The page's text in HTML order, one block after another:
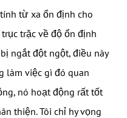
từ xa ổn định cho
trặc về độ ổn định
ngắt đột ngột, điều này
làm việc gì đó quan
nó hoạt động rất tốt
thiện. Tôi chỉ hy vọng